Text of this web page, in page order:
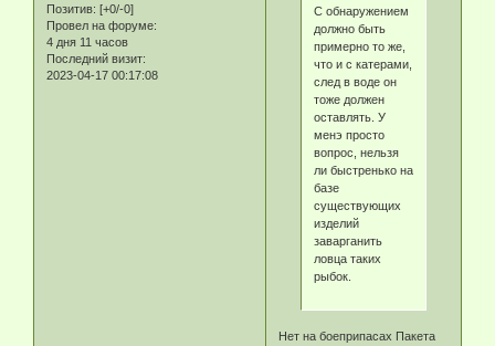
Позитив: [+0/-0]
Провел на форуме:
4 дня 11 часов
Последний визит:
2023-04-17 00:17:08
С обнаружением
должно быть
примерно то же,
что и с катерами,
след в воде он
тоже должен
оставлять. У
менэ просто
вопрос, нельзя
ли быстренько на
базе
существующих
изделий
заварганить
ловца таких
рыбок.
Нет на боеприпасах Пакета